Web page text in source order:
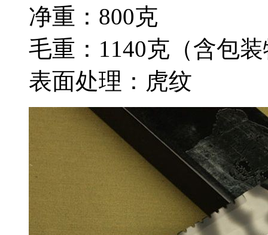
净重：800克
毛重：1140克（含包
表面处理：虎纹